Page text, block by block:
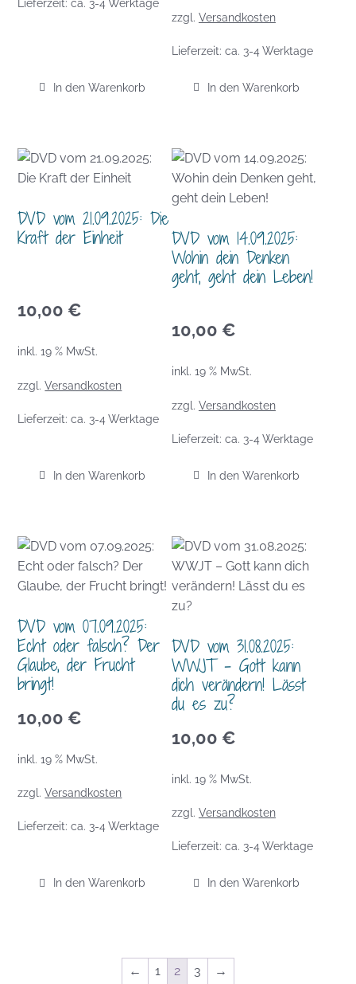
Lieferzeit:ca. 3-4 Werktage
In den Warenkorb
zzgl. Versandkosten
Lieferzeit: ca. 3-4 Werktage
In den Warenkorb
DVD vom 21.09.2025: Die
Kraft der Einheit
10,00 €
inkl. 19 % MwSt.
zzgl.Versandkosten
Lieferzeit:ca. 3-4 Werktage
In den Warenkorb
DVD vom 14.09.2025:
Wohin dein Denken
geht, geht dein Leben!
10,00 €
inkl. 19 % MwSt.
zzgl. Versandkosten
Lieferzeit: ca. 3-4 Werktage
In den Warenkorb
DVD vom 07.09.2025:
Echt oder falsch? Der
Glaube, der Frucht
bringt!
10,00 €
inkl. 19 % MwSt.
zzgl.Versandkosten
Lieferzeit:ca. 3-4 Werktage
In den Warenkorb
DVD vom 31.08.2025:
WWJT – Gott kann
dich verändern! Lässt
du es zu?
10,00 €
inkl. 19 % MwSt.
zzgl. Versandkosten
Lieferzeit: ca. 3-4 Werktage
In den Warenkorb
← 1 2 3 →